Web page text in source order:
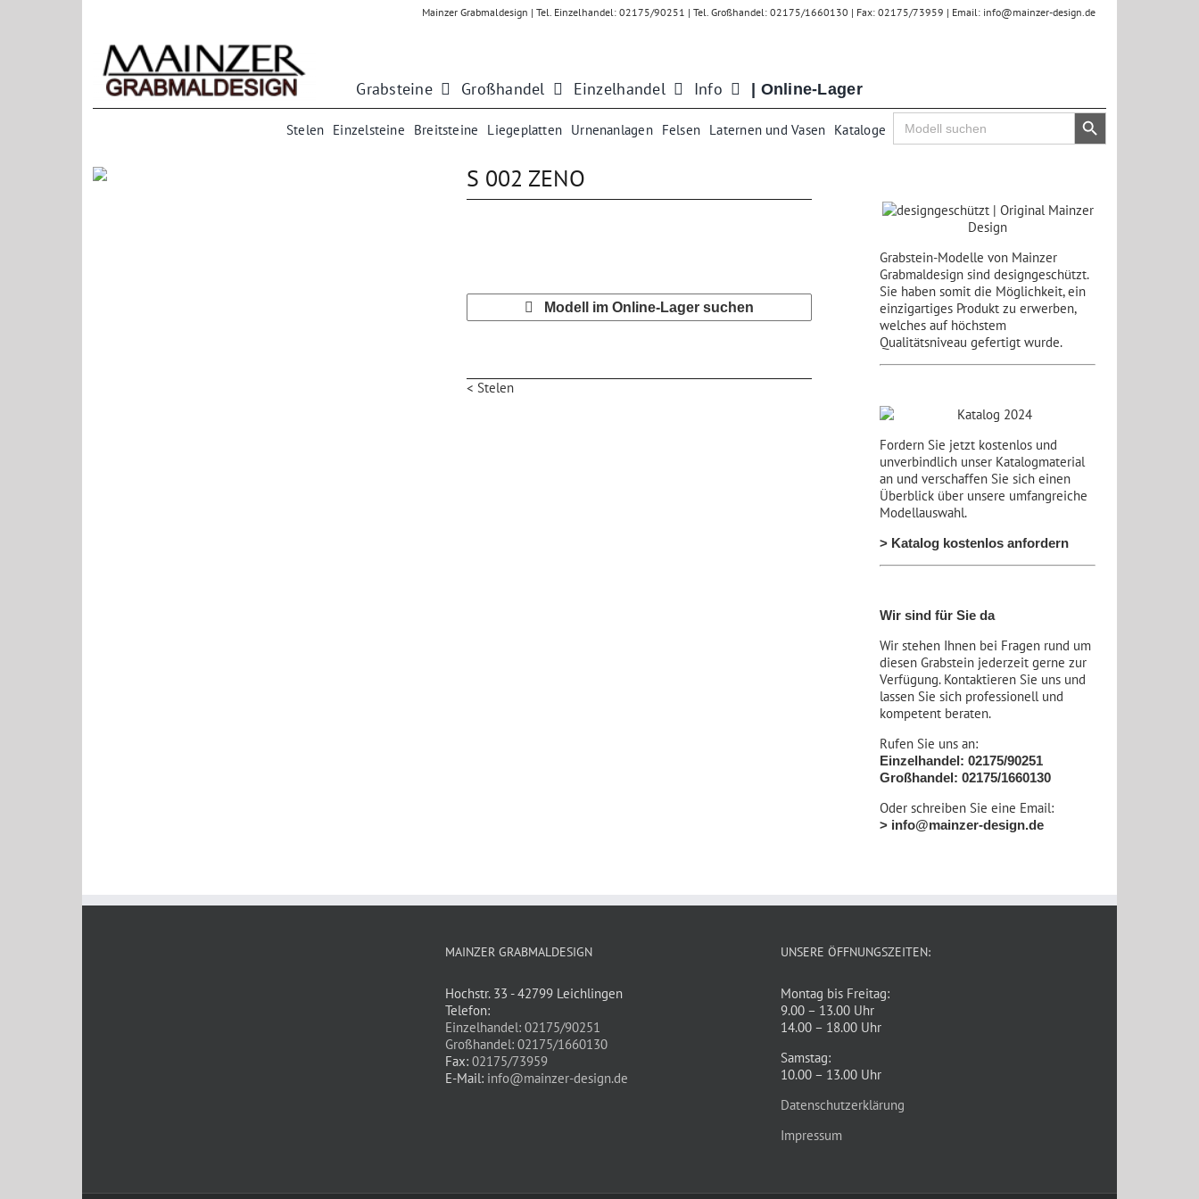
Mainzer Grabmaldesign | Tel. Einzelhandel: 02175/90251 | Tel. Großhandel: 02175/1660130 | Fax: 02175/73959 | Email: info@mainzer-design.de
Grabsteine Großhandel Einzelhandel Info | Online-Lager
Stelen Einzelsteine Breitsteine Liegeplatten Urnenanlagen Felsen Laternen und Vasen Kataloge
Search
for:
Search Button
S 002 ZENO
Modell im Online-Lager suchen
< Stelen
Grabstein-Modelle von Mainzer
Grabmaldesign sind designgeschützt.
Sie haben somit die Möglichkeit, ein
einzigartiges Produkt zu erwerben,
welches auf höchstem
Qualitätsniveau gefertigt wurde.
Fordern Sie jetzt kostenlos und
unverbindlich unser Katalogmaterial
an und verschaffen Sie sich einen
Überblick über unsere umfangreiche
Modellauswahl.
> Katalog kostenlos anfordern
Wir sind für Sie da
Wir stehen Ihnen bei Fragen rund um
diesen Grabstein jederzeit gerne zur
Verfügung. Kontaktieren Sie uns und
lassen Sie sich professionell und
kompetent beraten.
Rufen Sie uns an:
Einzelhandel: 02175/90251
Großhandel: 02175/1660130
Oder schreiben Sie eine Email:
> info@mainzer-design.de
MAINZER GRABMALDESIGN
Hochstr. 33 - 42799 Leichlingen
Telefon:
Einzelhandel: 02175/90251
Großhandel: 02175/1660130
Fax: 02175/73959
E-Mail: info@mainzer-design.de
UNSERE ÖFFNUNGSZEITEN:
Montag bis Freitag:
9.00 – 13.00 Uhr
14.00 – 18.00 Uhr
Samstag:
10.00 – 13.00 Uhr
Datenschutzerklärung
Impressum